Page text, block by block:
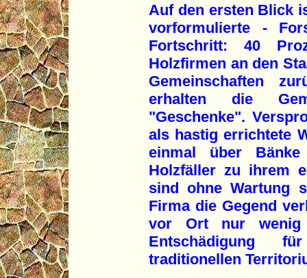
Auf den ersten Blick
vorformulierte -
Fortschritt: 40
Holzfirmen an den
Gemeinschaften
erhalten die
"Geschenke".
als hastig errichtete
einmal über
Holzfäller zu ihrem
sind ohne Wartung
Firma die Gegend
vor Ort nur wenig
Entschädigung
traditionellen